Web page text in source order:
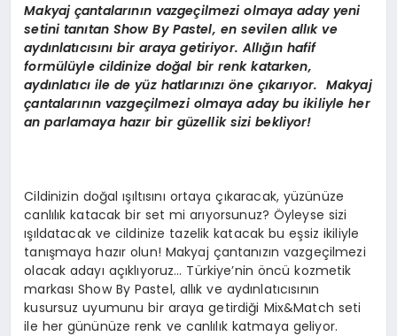
Makyaj çantalarının vazgeçilmezi olmaya aday yeni
setini tanıtan Show By Pastel, en sevilen allık ve
aydınlatıcısını bir araya getiriyor. Allığın hafif
formülüyle cildinize doğal bir renk katarken,
aydınlatıcı ile de yüz hatlarınızı öne çıkarıyor. Makyaj
çantalarının vazgeçilmezi olmaya aday bu ikiliyle her
an parlamaya hazır bir güzellik sizi bekliyor!
Cildinizin doğal ışıltısını ortaya çıkaracak, yüzünüze
canlılık katacak bir set mi arıyorsunuz? Öyleyse sizi
ışıldatacak ve cildinize tazelik katacak bu eşsiz ikiliyle
tanışmaya hazır olun! Makyaj çantanızın vazgeçilmezi
olacak adayı açıklıyoruz… Türkiye’nin öncü kozmetik
markası Show By Pastel, allık ve aydınlatıcısının
kusursuz uyumunu bir araya getirdiği Mix&Match seti
ile her gününüze renk ve canlılık katmaya geliyor.